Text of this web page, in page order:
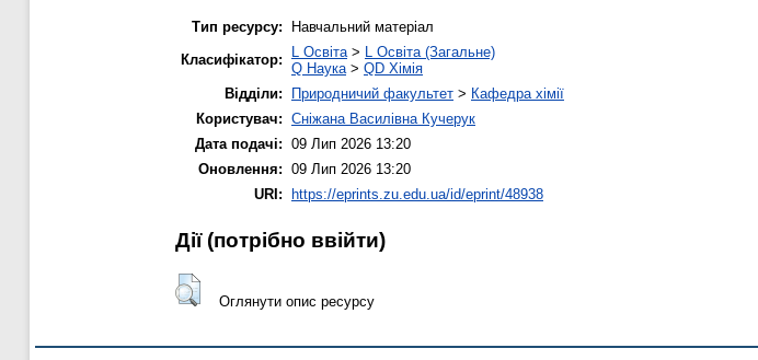
Тип ресурсу:
Навчальний матеріал
Класифікатор:
L Освіта > L Освіта (Загальне)
Q Наука > QD Хімія
Відділи:
Природничий факультет > Кафедра хімії
Користувач: Сніжана Василівна Кучерук
Дата подачі: 09 Лип 2026 13:20
Оновлення: 09 Лип 2026 13:20
URI: https://eprints.zu.edu.ua/id/eprint/48938
Дії ​​(потрібно ввійти)
Оглянути опис ресурсу